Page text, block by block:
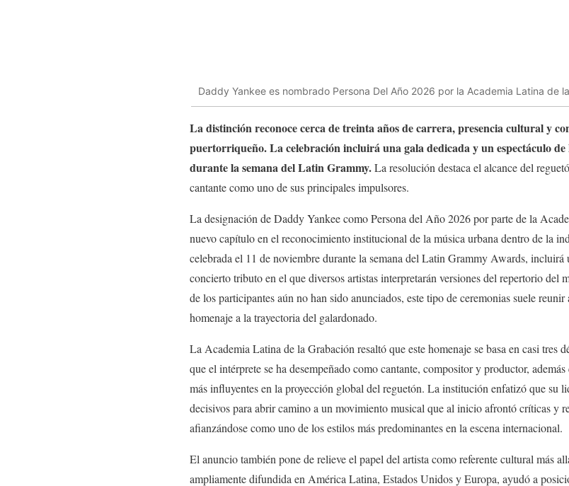
Daddy Yankee es nombrado Persona Del Año 2026 por la Academia Latina de
La distinción reconoce cerca de treinta años de carrera, presencia cultural y
puertorriqueño. La celebración incluirá una gala dedicada y un espectáculo
durante la semana del Latin Grammy.La resolución destaca el alcance del
cantante como uno de sus principales impulsores.
La designación de Daddy Yankee como Persona del Año 2026 por parte de la
nuevo capítulo en el reconocimiento institucional de la música urbana dentro de la
celebrada el 11 de noviembre durante la semana del Latin Grammy Awards, incluirá
concierto tributo en el que diversos artistas interpretarán versiones del repertorio del
de los participantes aún no han sido anunciados, este tipo de ceremonias suele
homenaje a la trayectoria del galardonado.
La Academia Latina de la Grabación resaltó que este homenaje se basa en casi tres
que el intérprete se ha desempeñado como cantante, compositor y productor,
más influyentes en la proyección global del reguetón. La institución enfatizó que su
decisivos para abrir camino a un movimiento musical que al inicio afrontó críticas y
afianzándose como uno de los estilos más predominantes en la escena internacional.
El anuncio también pone de relieve el papel del artista como referente cultural más
ampliamente difundida en América Latina, Estados Unidos y Europa, ayudó a